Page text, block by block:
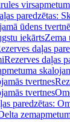
paredzētas:
ūdens
iekārtsZema
daļas
Rezerves daļas
tvertnes
tvertnes
paredzētas: